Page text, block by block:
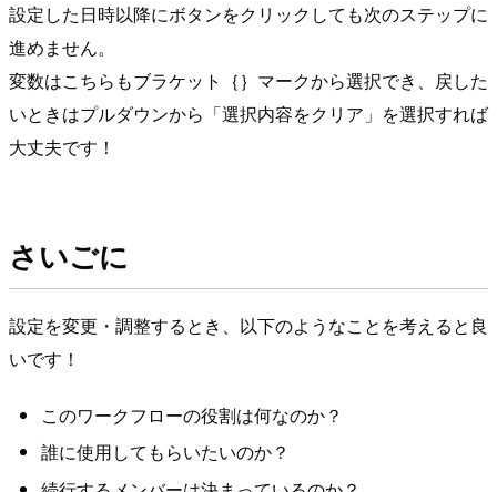
設定した日時以降にボタンをクリックしても次のステップに
進めません。
変数はこちらもブラケット｛｝マークから選択でき、戻した
いときはプルダウンから「選択内容をクリア」を選択すれば
大丈夫です！
さいごに
設定を変更・調整するとき、以下のようなことを考えると良
いです！
このワークフローの役割は何なのか？
誰に使用してもらいたいのか？